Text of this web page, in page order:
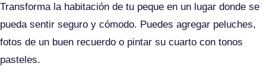
Transforma la habitación de tu peque en un lugar donde se
pueda sentir seguro y cómodo. Puedes agregar peluches,
fotos de un buen recuerdo o pintar su cuarto con tonos
pasteles.